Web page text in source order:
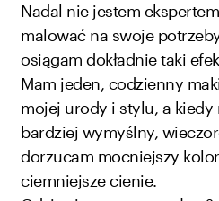
Nadal nie jestem
malować na swoje
osiągam dokładnie taki
Mam jeden, codzienny
mojej urody i stylu, a kiedy
bardziej wymyślny,
dorzucam mocniejszy
ciemniejsze cienie.